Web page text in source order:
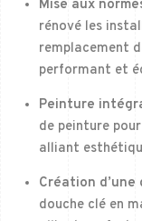
Mise aux
rénové les
remplacement
performant et
Peinture
de peinture
alliant
Création
douche clé en